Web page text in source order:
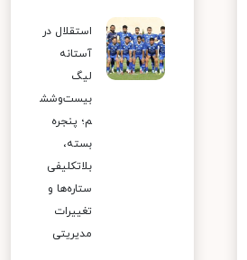
استقلال در
آستانه
لیگ
بیست‌وشش
م؛ پنجره
بسته،
بلاتکلیفی
ستاره‌ها و
تغییرات
مدیریتی